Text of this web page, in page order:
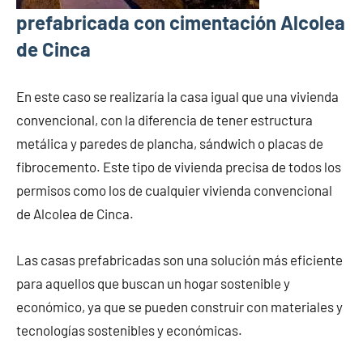
prefabricada con cimentación Alcolea
de Cinca
En este caso se realizaría la casa igual que una vivienda
convencional, con la diferencia de tener estructura
metálica y paredes de plancha, sándwich o placas de
fibrocemento. Este tipo de vivienda precisa de todos los
permisos como los de cualquier vivienda convencional
de Alcolea de Cinca.
Las casas prefabricadas son una solución más eficiente
para aquellos que buscan un hogar sostenible y
económico, ya que se pueden construir con materiales y
tecnologías sostenibles y económicas.